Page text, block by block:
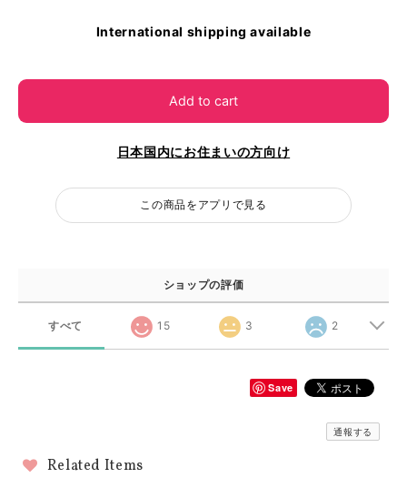
International shipping available
Add to cart
日本国内にお住まいの方向け
この商品をアプリで見る
ショップの評価
すべて 15 3 2
Save
通報する
Related Items